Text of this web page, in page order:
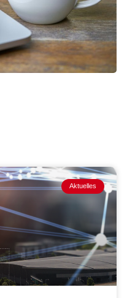
Aktuelles